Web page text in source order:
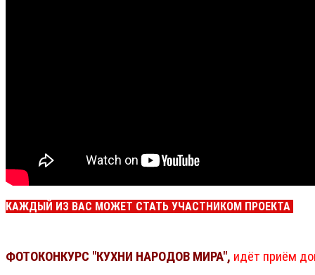
КАЖДЫЙ ИЗ ВАС МОЖЕТ СТАТЬ УЧАСТНИКОМ ПРОЕКТА
ФОТОКОНКУРС "КУХНИ НАРОДОВ МИРА", идёт приём